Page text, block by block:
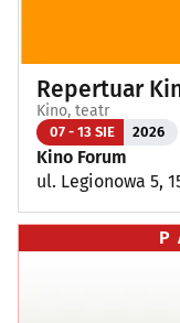
Repertuar
Kino, teatr
07 - 13 SIE 2026
Kino Forum
ul. Legionowa 5,